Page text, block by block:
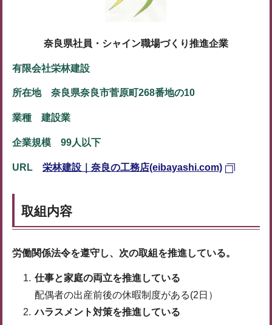
奈良県社員・シャイン職場づくり推進企業
有限会社栄林建設
所在地 奈良県奈良市菅原町268番地の10
業種 建設業
企業規模 99人以下
URL 栄林建設｜奈良の工務店(eibayashi.com)
取組内容
労働関係法令を遵守し、次の取組を推進している。
仕事と家庭の両立を推進している
配偶者の出産前後の休暇制度がある(2日）
ハラスメント対策を推進している